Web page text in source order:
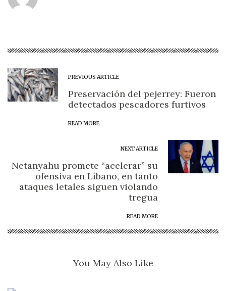
PREVIOUS ARTICLE
Preservación del pejerrey: Fueron
detectados pescadores furtivos
READ MORE
NEXT ARTICLE
Netanyahu promete “acelerar” su
ofensiva en Líbano, en tanto
ataques letales siguen violando
tregua
READ MORE
You May Also Like